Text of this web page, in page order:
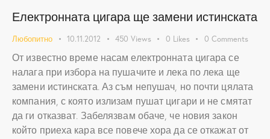
Електронната цигара ще замени истинската
Любопитно 10.11.2012 450 Views 0 Likes 0 Comments
От известно време насам електронната цигара се
налага при избора на пушачите и лека по лека ще
замени истинската. Аз съм непушач, но почти цялата
компания, с която излизам пушат цигари и не смятат
да ги отказват. Забелязвам обаче, че новия закон
който приеха кара все повече хора да се откажат от